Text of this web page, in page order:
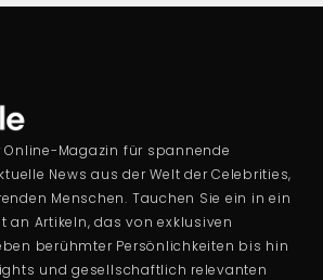
Online-Magazin für spannende
News aus der Welt der Celebrities,
Menschen. Tauchen Sie ein in ein
an Artikeln, das von exklusiven
berühmter Persönlichkeiten bis hin
und gesellschaftlich relevanten